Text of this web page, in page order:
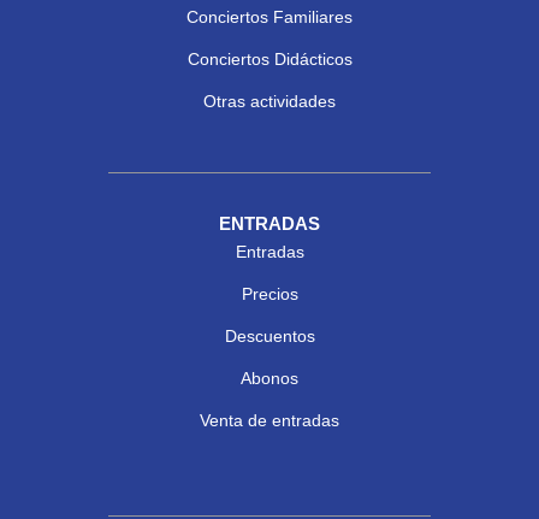
Conciertos Familiares
Conciertos Didácticos
Otras actividades
ENTRADAS
Entradas
Precios
Descuentos
Abonos
Venta de entradas